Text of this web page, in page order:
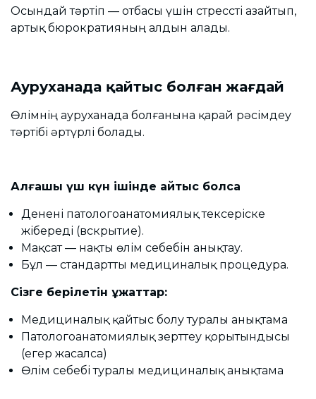
Осындай тәртіп — отбасы үшін стрессті азайтып,
артық бюрократияның алдын алады.
Ауруханада қайтыс болған жағдай
Өлімнің ауруханада болғанына қарай рәсімдеу
тәртібі әртүрлі болады.
Алғашқы үш күн ішінде қайтыс болса
Денені патологоанатомиялық тексеріске
жібереді (вскрытие).
Мақсат — нақты өлім себебін анықтау.
Бұл — стандартты медициналық процедура.
Сізге берілетін құжаттар:
Медициналық қайтыс болу туралы анықтама
Патологоанатомиялық зерттеу қорытындысы
(егер жасалса)
Өлім себебі туралы медициналық анықтама